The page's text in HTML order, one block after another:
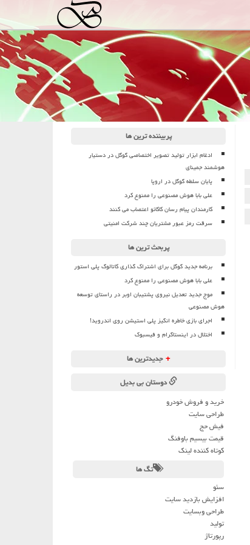
پربیننده ترین ها
ادغام ابزار تولید تصویر اختصاصی گوگل در دستیار
هوشمند جمینای
پایان سلطه گوگل در اروپا
علی بابا هوش مصنوعی را ممنوع کرد
کارمندان پیام رسان کاکائو اعتصاب می کنند
سرقت رمز عبور مشتریان چند شرکت امنیتی
پربحث ترین ها
برنامه جدید گوگل برای اشتراک گذاری کاتالوگ پلی استور
علی بابا هوش مصنوعی را ممنوع کرد
موج جدید تعدیل نیروی پشتیبان اوبر در راستای توسعه
هوش مصنوعی
اجرای بازی خاطره انگیز پلی استیشن روی اندروید!
اختلال در اینستاگرام و فیسبوک
+ جدیدترین ها
دوستان بی بدیل
خرید و فروش خودرو
طراحی سایت
فیش حج
قیمت بیسیم باوفنگ
کوتاه کننده لینک
تگ ها
سئو
افزایش بازدید سایت
طراحی وبسایت
تولید
رپورتاژ